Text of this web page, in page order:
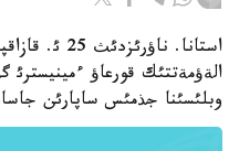
استانا.
الةؤمةتتئك قورعاؤ ءمينيسترئ
وبلئسئنا جذمئس ساپارئن